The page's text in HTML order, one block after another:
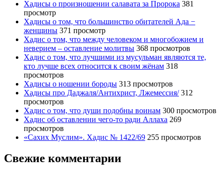
Хадисы о произношении салавата за Пророка 381
просмотр
Хадисы о том, что большинство обитателей Ада −
женщины 371 просмотр
Хадис о том, что между человеком и многобожием и
неверием – оставление молитвы 368 просмотров
Хадис о том, что лучшими из мусульман являются те,
кто лучше всех относится к своим жёнам 318
просмотров
Хадисы о ношении бороды 313 просмотров
Хадисы про Даджаля/Антихрист, Лжемессия/ 312
просмотров
Хадис о том, что души подобны воинам 300 просмотров
Хадис об оставлении чего-то ради Аллаха 269
просмотров
«Сахих Муслим». Хадис № 1422/69 255 просмотров
Свежие комментарии